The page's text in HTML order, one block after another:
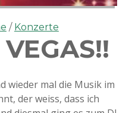
Konzerte
wieder mal die Musik im
der weiss, dass ich